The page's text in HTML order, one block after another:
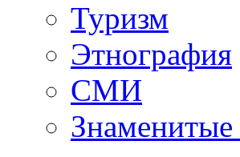
Туризм
Этнография
СМИ
Знаменитые